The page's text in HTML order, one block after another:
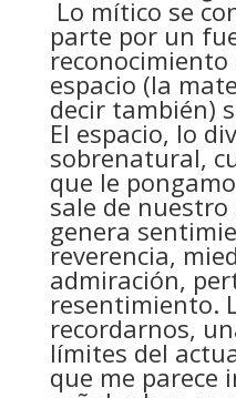
Lo mítico se
parte por un
espacio (la
decir también)
El espacio, lo
sobrenatural,
que le
sale de
genera
reverencia,
admiración,
resentimiento.
recordarnos,
límites del
que me parece